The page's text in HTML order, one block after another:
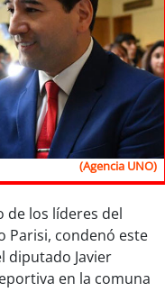
(Agencia UNO)
de los líderes del
Parisi, condenó este
diputado Javier
en la comuna